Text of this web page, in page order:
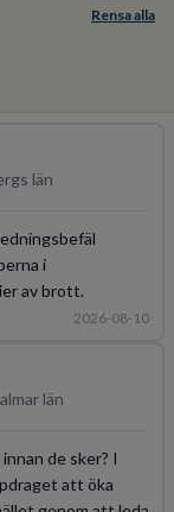
Rensa alla
län
i
av brott.
2026-08-10
län
de sker? I
att öka